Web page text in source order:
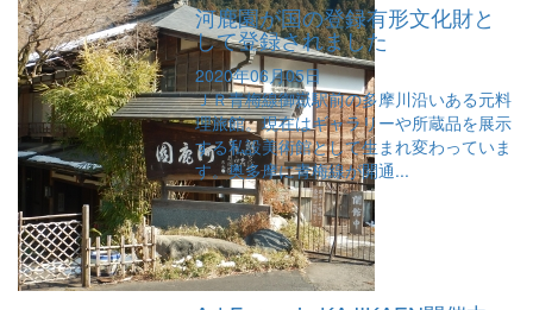
河鹿園が国の登録有形文化財と
して登録されました
2020年06月05日
ＪＲ青梅線御嶽駅前の多摩川沿いある元料
理旅館。現在はギャラリーや所蔵品を展示
する私設美術館として生まれ変わっていま
す。奥多摩に青梅線が開通...